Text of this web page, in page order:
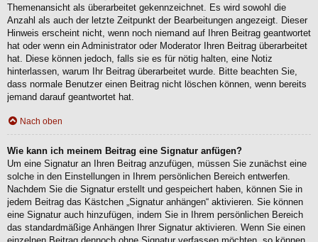
Themenansicht als überarbeitet gekennzeichnet. Es wird sowohl die
Anzahl als auch der letzte Zeitpunkt der Bearbeitungen angezeigt. Dieser
Hinweis erscheint nicht, wenn noch niemand auf Ihren Beitrag geantwortet
hat oder wenn ein Administrator oder Moderator Ihren Beitrag überarbeitet
hat. Diese können jedoch, falls sie es für nötig halten, eine Notiz
hinterlassen, warum Ihr Beitrag überarbeitet wurde. Bitte beachten Sie,
dass normale Benutzer einen Beitrag nicht löschen können, wenn bereits
jemand darauf geantwortet hat.
Nach oben
Wie kann ich meinem Beitrag eine Signatur anfügen?
Um eine Signatur an Ihren Beitrag anzufügen, müssen Sie zunächst eine
solche in den Einstellungen in Ihrem persönlichen Bereich entwerfen.
Nachdem Sie die Signatur erstellt und gespeichert haben, können Sie in
jedem Beitrag das Kästchen „Signatur anhängen“ aktivieren. Sie können
eine Signatur auch hinzufügen, indem Sie in Ihrem persönlichen Bereich
das standardmäßige Anhängen Ihrer Signatur aktivieren. Wenn Sie einen